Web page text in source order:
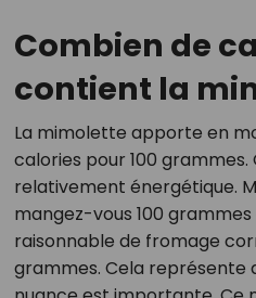
Combien de
contient la
La mimolette apporte en
calories pour 100 grammes.
relativement énergétique.
mangez-vous 100
raisonnable de fromage
grammes. Cela représente